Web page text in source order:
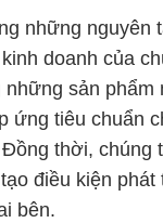
những nguyên
doanh của
những sản phẩm
ứng tiêu chuẩn
thời, chúng
điều kiện phát
bên.